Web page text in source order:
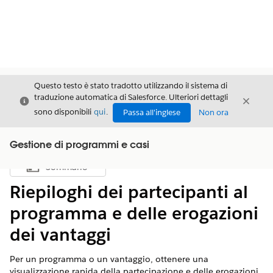
Chiudi
Questo testo è stato tradotto utilizzando il sistema di
traduzione automatica di Salesforce. Ulteriori dettagli
sono disponibili qui. Passa all'inglese Non ora
Chiudi
Gestione di programmi e casi
Mostra sommario
Sommario
Riepiloghi dei partecipanti al
programma e delle erogazioni
dei vantaggi
Per un programma o un vantaggio, ottenere una